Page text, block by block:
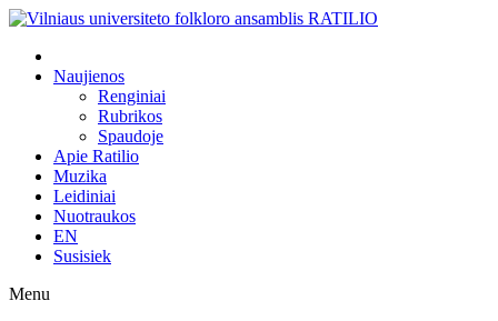
Naujienos
Renginiai
Rubrikos
Spaudoje
Apie Ratilio
Muzika
Leidiniai
Nuotraukos
EN
Susisiek
Menu